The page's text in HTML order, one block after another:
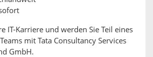
IT-Karriere und werden Sie Teil eines
mit Tata Consultancy Services
GmbH.